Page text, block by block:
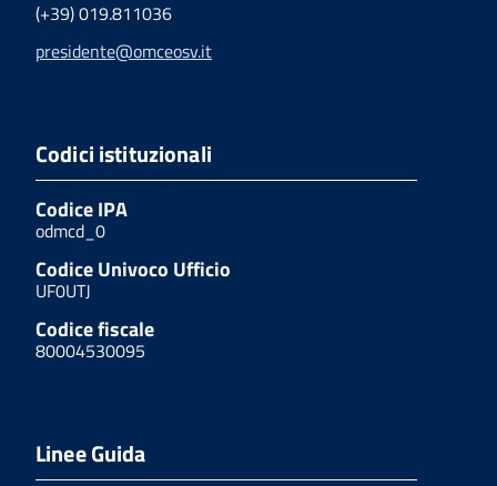
(+39) 019.811036
presidente@omceosv.it
Codici istituzionali
Codice IPA
odmcd_0
Codice Univoco Ufficio
UF0UTJ
Codice fiscale
80004530095
Linee Guida